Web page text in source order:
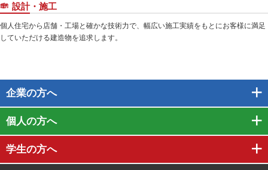
設計・施工
個人住宅から店舗・工場と確かな技術力で、幅広い施工実績をもとにお客様に満足
していただける建造物を追求します。
企業の方へ
個人の方へ
学生の方へ